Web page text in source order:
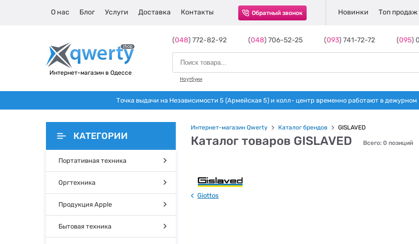
О нас Блог Услуги Доставка Контакты Обратный звонок Новинки Топ продаж
Интернет-магазин в Одессе
(048) 772-82-92 (048) 706-52-25 (093) 741-72-72 (095)
Ноутбуки
Точка выдачи на Независимости 5 (Армейская 5) и колл- центр временно работают в дежурном
КАТЕГОРИИ
Портативная техника
Оргтехника
Продукция Apple
Бытовая техника
Интернет-магазин Qwerty Каталог брендов GISLAVED
Каталог товаров GISLAVED Всего: 0 позиций
Giottos